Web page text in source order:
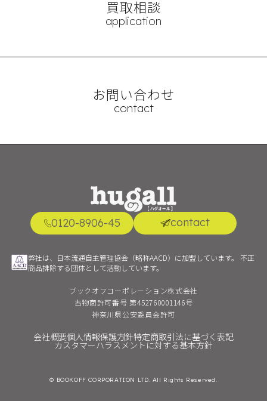
買取相談
application
お問い合わせ
contact
0120-8906-45 contact
弊社は、日本流通自主管理協会（略称AACD）に加盟しています。
不正
商品排除する団体として活動しています。
ブックオフコーポレーション株式会社
古物商許可番号 第452760001146号
神奈川県公安委員会許可
会社概要個人情報保護方針特定商取引法に基づく表記
カスタマーハラスメントに対する基本方針
© BOOKOFF CORPORATION LTD. All Rights Reserved.